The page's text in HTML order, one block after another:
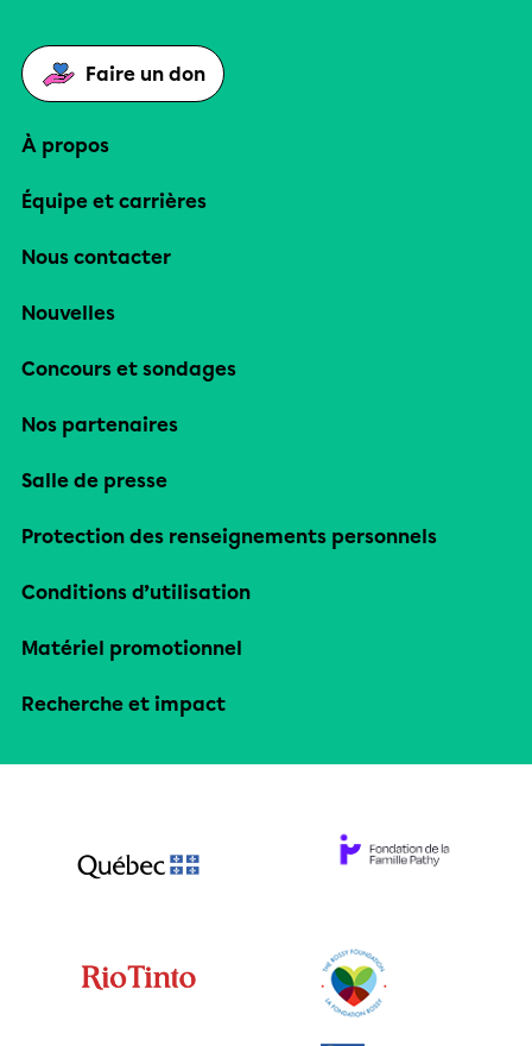
Faire un don
À propos
Équipe et carrières
Nous contacter
Nouvelles
Concours et sondages
Nos partenaires
Salle de presse
Protection des renseignements personnels
Conditions d’utilisation
Matériel promotionnel
Recherche et impact